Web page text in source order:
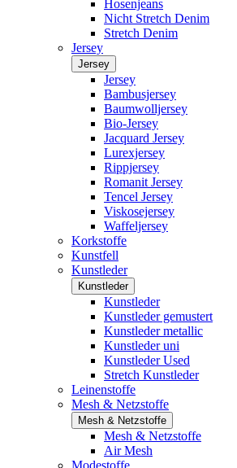
Hosenjeans
Nicht Stretch Denim
Stretch Denim
Jersey
Jersey
Jersey
Bambusjersey
Baumwolljersey
Bio-Jersey
Jacquard Jersey
Lurexjersey
Rippjersey
Romanit Jersey
Tencel Jersey
Viskosejersey
Waffeljersey
Korkstoffe
Kunstfell
Kunstleder
Kunstleder
Kunstleder
Kunstleder gemustert
Kunstleder metallic
Kunstleder uni
Kunstleder Used
Stretch Kunstleder
Leinenstoffe
Mesh & Netzstoffe
Mesh & Netzstoffe
Mesh & Netzstoffe
Air Mesh
Modestoffe